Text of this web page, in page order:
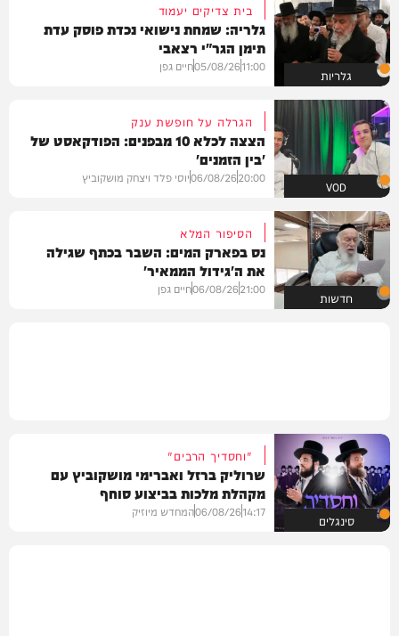
גלריות
בית צדיקים יעמוד
גלריה: שמחת נישואי נכדת פוסק עדת
תימן הגר"י רצאבי
11:00
05/08/26חיים גפן
VOD
הגרלה על חופשת ענק
הצצה לכלא 10 מבפנים: הפודקאסט של
'בין הזמנים'
20:00
06/08/26יוסי פלד ויצחק מושקוביץ
חדשות
הסיפור המלא
נס בפארק המים: השבר בכתף שגילה
את ה'גידול הממאיר'
21:00
06/08/26חיים גפן
סינגלים
"וחסדיך הרבים"
שרוליק ברזל ואברימי מושקוביץ עם
מקהלת מלכות בביצוע סוחף
14:17
06/08/26המחדש מיוזיק